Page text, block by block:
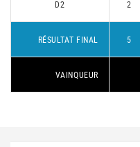
D2 2
RÉSULTAT FINAL 5
VAINQUEUR